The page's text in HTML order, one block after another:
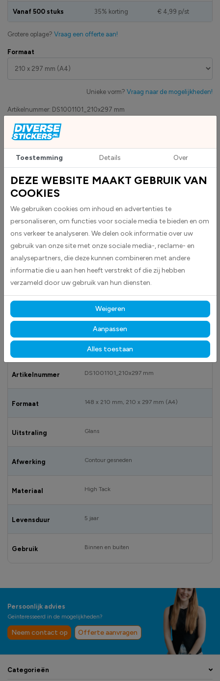
Artikelnummer: DS1001101_210x297 mm
Eigen productie
Levensduur 5 jaar
Uv-bestendig & weersbestendigheid
High-tack folie met maximale grip
Formaat
Unieke vorm? Vraag naar de mogelijkheden!
Vanaf 500 stuks 35% korting € 4,99 p/st
Grotere oplage? Vraag een offerte aan!
Custom sticker maken? Upload eigen bestand
BESCHRIJVING
Pas op! Aan deze verdeler wordt gewerkt: Niet inschakelen stickers
witte stickers met daarop een geel met zwart pictogram en daaronder
duidelijke tekst die waarschuwt voor het gevaar van electrische schok.
SPECIFICATIES
Artikelnummer DS1001101_210x297 mm
Formaat 148 x 210 mm, 210 x 297 mm (A4)
Uitstraling Glans
Afwerking Contour gesneden
Materiaal High Tack
Levensduur 5 jaar
Gebruik Binnen en buiten
Persoonlijk advies
Geïnteresseerd in de mogelijkheden?
Neem contact op Offerte aanvragen
Categorieën
Toestemming Details Over
DEZE WEBSITE MAAKT GEBRUIK VAN
COOKIES
We gebruiken cookies om inhoud en advertenties te
personaliseren, om functies voor sociale media te bieden en om
ons verkeer te analyseren. We delen ook informatie over uw
gebruik van onze site met onze sociale media-, reclame- en
analysepartners, die deze kunnen combineren met andere
informatie die u aan hen heeft verstrekt of die zij hebben
verzameld door uw gebruik van hun diensten.
Weigeren
Aanpassen
Alles toestaan